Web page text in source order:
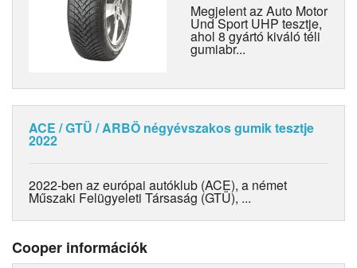
Megjelent az Auto Motor
Und Sport UHP tesztje,
ahol 8 gyártó kiváló téli
gumiabr...
ACE / GTÜ / ARBÖ négyévszakos gumik tesztje
2022
2022-ben az európai autóklub (ACE), a német
Műszaki Felügyeleti Társaság (GTÜ), ...
Cooper információk